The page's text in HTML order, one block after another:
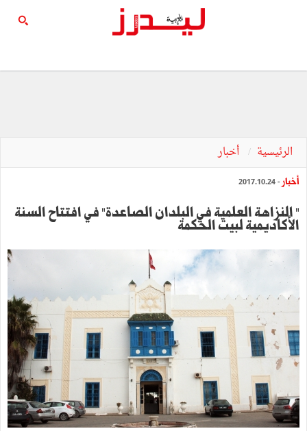
الرئيسية أخبار
أخبار - 2017.10.24
" النزاهة العلمية في البلدان الصاعدة" في افتتاح السنة
الأكاديمية لبيت الحكمة